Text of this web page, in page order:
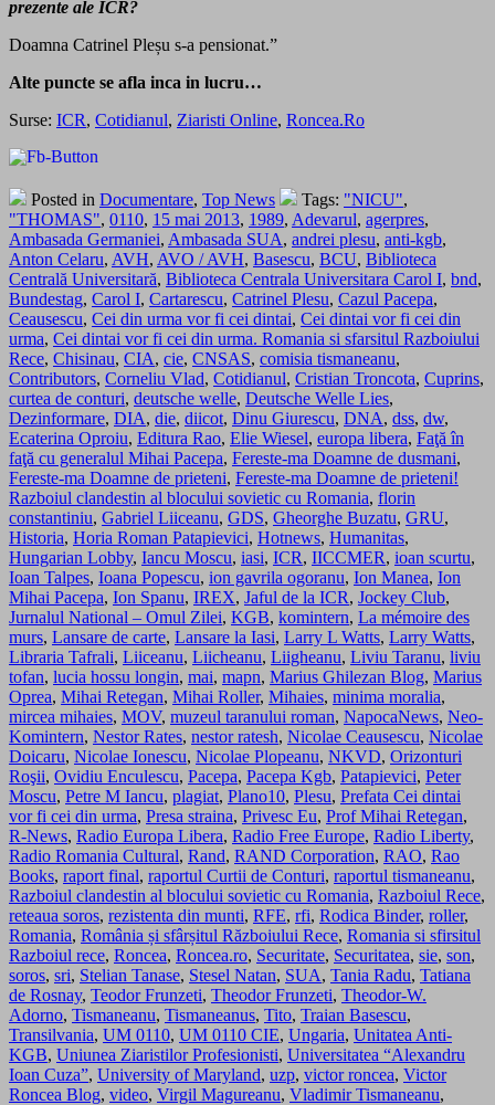
prezente ale ICR?
Doamna Catrinel Pleșu s-a pensionat.”
Alte puncte se afla inca in lucru…
Surse: ICR, Cotidianul, Ziaristi Online, Roncea.Ro
Posted in Documentare, Top News Tags: "NICU",
"THOMAS", 0110, 15 mai 2013, 1989, Adevarul, agerpres,
Ambasada Germaniei, Ambasada SUA, andrei plesu, anti-kgb,
Anton Celaru, AVH, AVO / AVH, Basescu, BCU, Biblioteca
Centrală Universitară, Biblioteca Centrala Universitara Carol I, bnd,
Bundestag, Carol I, Cartarescu, Catrinel Plesu, Cazul Pacepa,
Ceausescu, Cei din urma vor fi cei dintai, Cei dintai vor fi cei din
urma, Cei dintai vor fi cei din urma. Romania si sfarsitul Razboiului
Rece, Chisinau, CIA, cie, CNSAS, comisia tismaneanu,
Contributors, Corneliu Vlad, Cotidianul, Cristian Troncota, Cuprins,
curtea de conturi, deutsche welle, Deutsche Welle Lies,
Dezinformare, DIA, die, diicot, Dinu Giurescu, DNA, dss, dw,
Ecaterina Oproiu, Editura Rao, Elie Wiesel, europa libera, Faţă în
faţă cu generalul Mihai Pacepa, Fereste-ma Doamne de dusmani,
Fereste-ma Doamne de prieteni, Fereste-ma Doamne de prieteni!
Razboiul clandestin al blocului sovietic cu Romania, florin
constantiniu, Gabriel Liiceanu, GDS, Gheorghe Buzatu, GRU,
Historia, Horia Roman Patapievici, Hotnews, Humanitas,
Hungarian Lobby, Iancu Moscu, iasi, ICR, IICCMER, ioan scurtu,
Ioan Talpes, Ioana Popescu, ion gavrila ogoranu, Ion Manea, Ion
Mihai Pacepa, Ion Spanu, IREX, Jaful de la ICR, Jockey Club,
Jurnalul National – Omul Zilei, KGB, komintern, La mémoire des
murs, Lansare de carte, Lansare la Iasi, Larry L Watts, Larry Watts,
Libraria Tafrali, Liiceanu, Liicheanu, Liigheanu, Liviu Taranu, liviu
tofan, lucia hossu longin, mai, mapn, Marius Ghilezan Blog, Marius
Oprea, Mihai Retegan, Mihai Roller, Mihaies, minima moralia,
mircea mihaies, MOV, muzeul taranului roman, NapocaNews, Neo-
Komintern, Nestor Rates, nestor ratesh, Nicolae Ceausescu, Nicolae
Doicaru, Nicolae Ionescu, Nicolae Plopeanu, NKVD, Orizonturi
Roşii, Ovidiu Enculescu, Pacepa, Pacepa Kgb, Patapievici, Peter
Moscu, Petre M Iancu, plagiat, Plano10, Plesu, Prefata Cei dintai
vor fi cei din urma, Presa straina, Privesc Eu, Prof Mihai Retegan,
R-News, Radio Europa Libera, Radio Free Europe, Radio Liberty,
Radio Romania Cultural, Rand, RAND Corporation, RAO, Rao
Books, raport final, raportul Curtii de Conturi, raportul tismaneanu,
Razboiul clandestin al blocului sovietic cu Romania, Razboiul Rece,
reteaua soros, rezistenta din munti, RFE, rfi, Rodica Binder, roller,
Romania, România și sfârșitul Războiului Rece, Romania si sfirsitul
Razboiul rece, Roncea, Roncea.ro, Securitate, Securitatea, sie, son,
soros, sri, Stelian Tanase, Stesel Natan, SUA, Tania Radu, Tatiana
de Rosnay, Teodor Frunzeti, Theodor Frunzeti, Theodor-W.
Adorno, Tismaneanu, Tismaneanus, Tito, Traian Basescu,
Transilvania, UM 0110, UM 0110 CIE, Ungaria, Unitatea Anti-
KGB, Uniunea Ziaristilor Profesionisti, Universitatea “Alexandru
Ioan Cuza”, University of Maryland, uzp, victor roncea, Victor
Roncea Blog, video, Virgil Magureanu, Vladimir Tismaneanu,